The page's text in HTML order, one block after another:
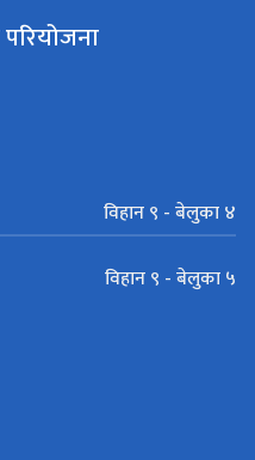
विहान ९ - बेलुका ४
विहान ९ - बेलुका ५